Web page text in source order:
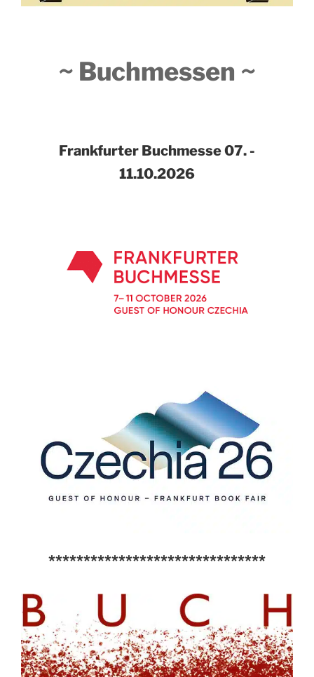
~ Buchmessen ~
Frankfurter Buchmesse07. -
11.10.2026
*******************************